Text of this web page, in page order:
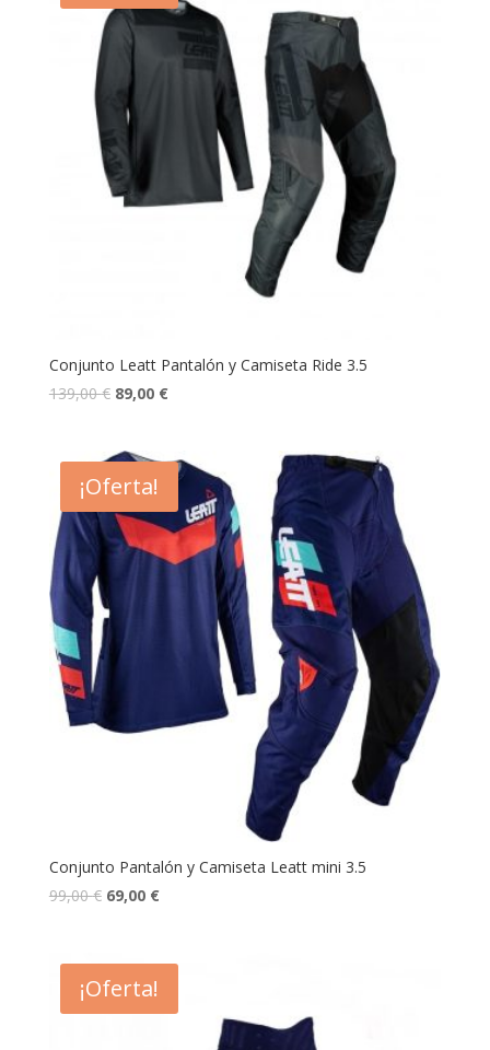
Conjunto Leatt Pantalón y Camiseta Ride 3.5
139,00€ 89,00 €
¡Oferta!
Conjunto Pantalón y Camiseta Leatt mini 3.5
99,00€ 69,00 €
¡Oferta!